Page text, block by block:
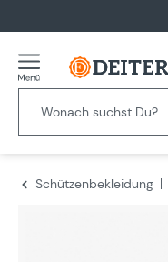
Schützenbekleidung